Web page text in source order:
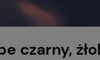
czarny,